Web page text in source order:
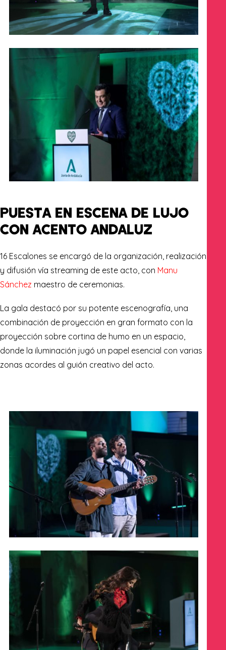
PUESTA EN ESCENA DE LUJO
CON ACENTO ANDALUZ
16 Escalones se encargó de la organización, realización
y difusión vía streaming de este acto, con Manu
Sánchez maestro de ceremonias.
La gala destacó por su potente escenografía, una
combinación de proyección en gran formato con la
proyección sobre cortina de humo en un espacio,
donde la iluminación jugó un papel esencial con varias
zonas acordes al guión creativo del acto.